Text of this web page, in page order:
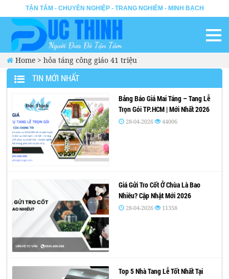
TẬN TÂM - CHUYÊN NGHIỆP - TRANG NGHIÊM - MINH BẠCH
Home >hỏa táng công giáo 41 triệu
TIN MỚI NHẤT
Bảng Báo Giá Mai Táng – Tang Lễ
Trọn Gói TP.HCM | Mới Nhất 2026
28-04-2026 44006
Giá Gửi Tro Cốt Ở Chùa Là Bao
Nhiêu? Cập Nhật Mới 2026
28-04-2026 11358
Top 5 Nhà Tang Lễ Tốt Nhất Tại